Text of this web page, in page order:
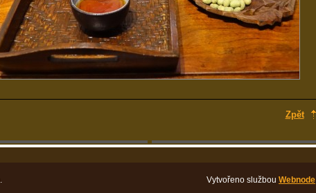
Zpět
Vytvořeno službou Webnode